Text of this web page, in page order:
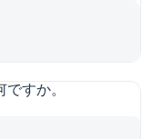
ですか。